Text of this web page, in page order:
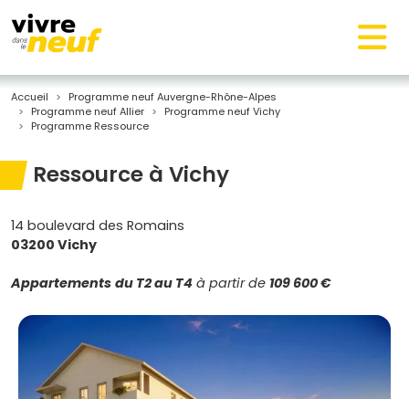
Accueil
Programme neuf Auvergne-Rhône-Alpes
Programme neuf Allier
Programme neuf Vichy
Programme Ressource
Ressource à Vichy
14 boulevard des Romains
03200 Vichy
Appartements du T2 au T4 à partir de 109 600 €